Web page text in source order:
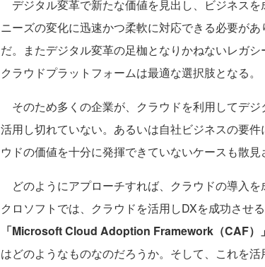
デジタル変革で新たな価値を見出し、ビジネス
ニーズの変化に迅速かつ柔軟に対応できる必要が
だ。またデジタル変革の足枷となりかねないレガシ
クラウドプラットフォームは最適な選択肢となる。
そのため多くの企業が、クラウドを利用してデ
活用し切れていない。あるいは自社ビジネスの要
ウドの価値を十分に発揮できていないケースも散見
どのようにアプローチすれば、クラウドの導入
クロソフトでは、クラウドを活用しDXを成功させ
「Microsoft Cloud Adoption Framework（CAF）」
はどのようなものなのだろうか。そして、これを